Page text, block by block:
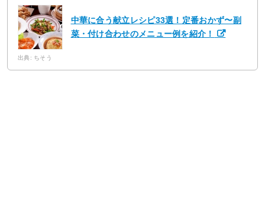
中華に合う献立レシピ33選！定番おかず〜副
菜・付け合わせのメニュー例を紹介！
出典: ちそう